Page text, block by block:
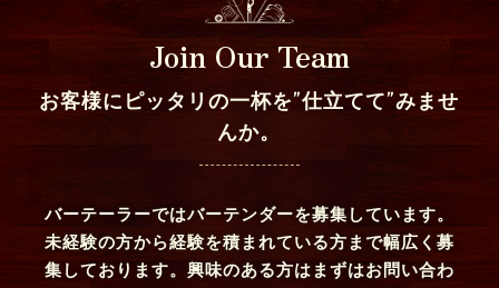
Join Our Team
お客様にピッタリの一杯を”仕立てて”みませ
んか。
バーテーラーではバーテンダーを募集しています。
未経験の方から経験を積まれている方まで幅広く募
集しております。興味のある方はまずはお問い合わ